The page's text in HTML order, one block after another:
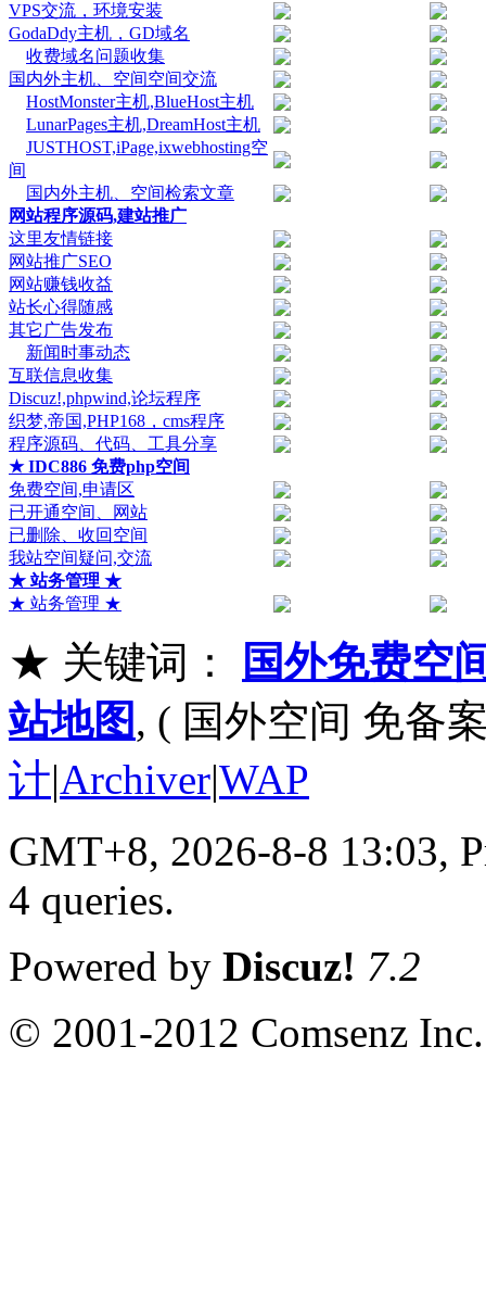
VPS交流，环境安装
GodaDdy主机，GD域名
收费域名问题收集
国内外主机、空间空间交流
HostMonster主机,BlueHost主机
LunarPages主机,DreamHost主机
JUSTHOST,iPage,ixwebhosting空
间
国内外主机、空间检索文章
网站程序源码,建站推广
这里友情链接
网站推广SEO
网站赚钱收益
站长心得随感
其它广告发布
新闻时事动态
互联信息收集
Discuz!,phpwind,论坛程序
织梦,帝国,PHP168，cms程序
程序源码、代码、工具分享
★ IDC886 免费php空间
免费空间,申请区
已开通空间、网站
已删除、收回空间
我站空间疑问,交流
★ 站务管理 ★
★ 站务管理 ★
★ 关键词：
国外免费空
站地图, ( 国外空间 免备
计|Archiver|WAP
GMT+8, 2026-8-8 13:03,
4 queries.
Powered by Discuz! 7.2
© 2001-2012 Comsenz Inc.